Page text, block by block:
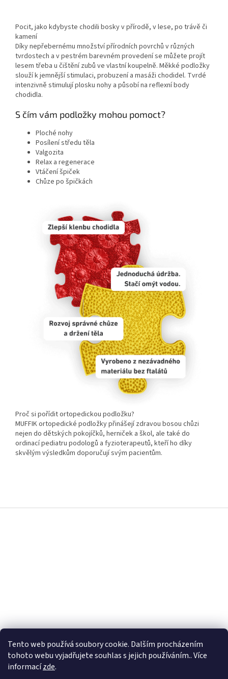
Tento web používá soubory cookie. Dalším procházením
tohoto webu vyjadřujete souhlas s jejich používáním.. Více
informacízde.
Pocit, jako kdybyste chodili bosky v přírodě, v lese, po trávě či
kamení
Díky nepřebernému množství přírodních povrchů v různých
tvrdostech a v pestrém barevném provedení se můžete projít
lesem třeba u čištění zubů ve vlastní koupelně. Měkké podložky
slouží k jemnější stimulaci, probuzení a masáži chodidel. Tvrdé
intenzivně stimulují plosku nohy a působí na reflexní body
chodidla.
S čím vám podložky mohou pomoct?
Ploché nohy
Posílení středu těla
Valgozita
Relax a regenerace
Vtáčení špiček
Chůze po špičkách
Proč si pořídit ortopedickou podložku?
MUFFIK ortopedické podložky přinášejí zdravou bosou chůzi
nejen do dětských pokojíčků, herniček a škol, ale také do
ordinací pediatru podologů a fyzioterapeutů, kteří ho díky
skvělým výsledkům doporučují svým pacientům.